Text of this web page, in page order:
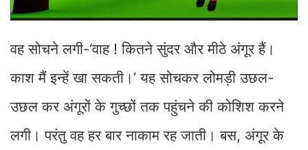
वह सोचने लगी-‘वाह ! कितने सुंदर और मीठे अंगूर हैं।
काश मैं इन्हें खा सकती।’ यह सोचकर लोमड़ी उछल-
उछल कर अंगूरों के गुच्छों तक पहुंचने की कोशिश करने
लगी। परंतु वह हर बार नाकाम रह जाती। बस, अंगूर के